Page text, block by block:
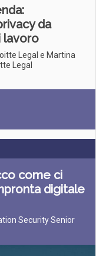
da
lavoro
Legal e Martina
Legal
come ci
digitale
Security Senior